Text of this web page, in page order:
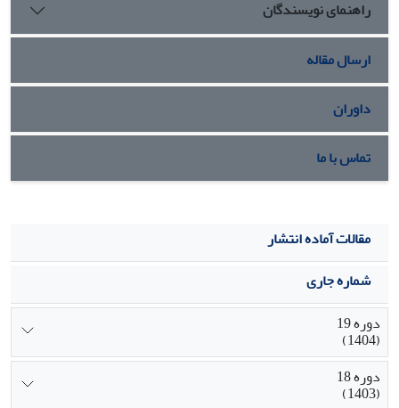
راهنمای نویسندگان
ارسال مقاله
داوران
تماس با ما
مقالات آماده انتشار
شماره جاری
دوره 19
(1404)
دوره 18
(1403)